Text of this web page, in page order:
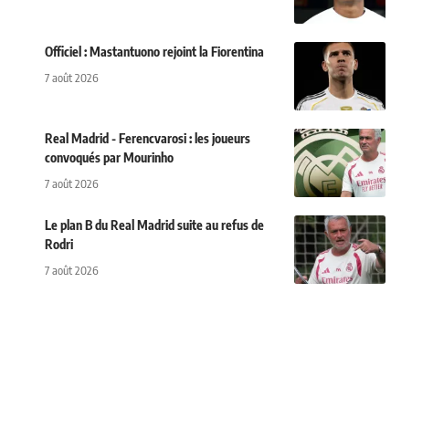
Officiel : Mastantuono rejoint la Fiorentina
7 août 2026
Real Madrid - Ferencvarosi : les joueurs
convoqués par Mourinho
7 août 2026
Le plan B du Real Madrid suite au refus de
Rodri
7 août 2026